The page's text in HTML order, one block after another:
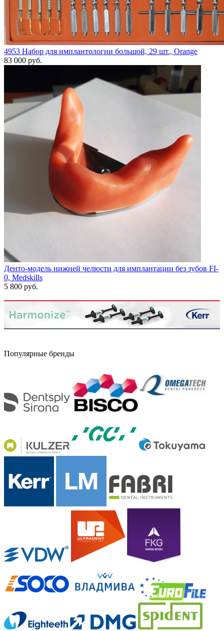
4953 Набор для имплантологии большой, 29 шт., Orange
83 000 руб.
Денто-модель нижней челюсти для имплантации без зубов FI-
0, Medskills
5 800 руб.
Популярные бренды